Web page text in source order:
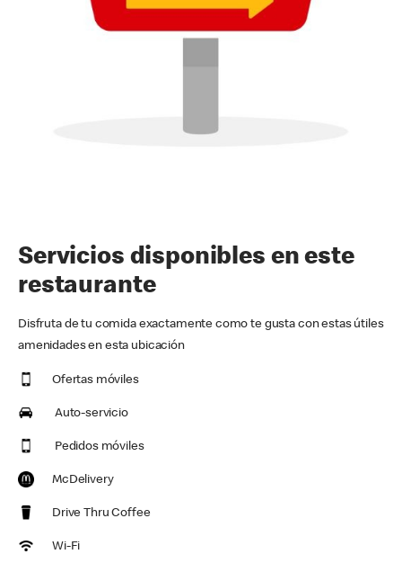
Servicios disponibles en este
restaurante
Disfruta de tu comida exactamente como te gusta con estas útiles
amenidades en esta ubicación
Ofertas móviles
Auto-servicio
Pedidos móviles
McDelivery
Drive Thru Coffee
Wi-Fi